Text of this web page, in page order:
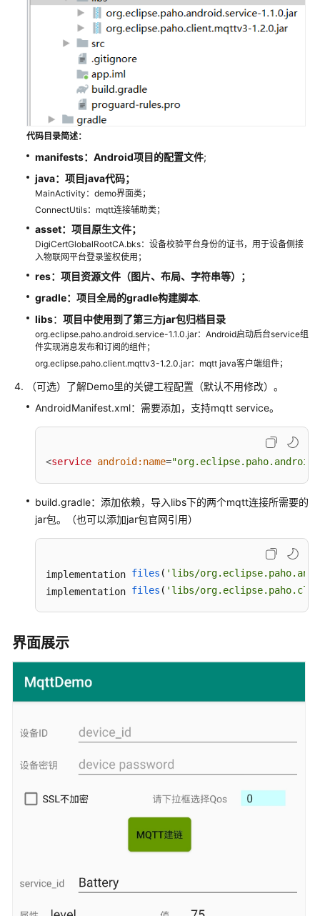
入
MQTT(S)
HTTP(S)
协
接
入
LwM2M/CoAP
协
议
接
入
泛
协
议
件
开
通
过
IoTEdge
入
通
华
为
认
证
用
代码目录简述：
manifests：Android项目的配置文件;
java： 项目java代码；
MainActivity：demo界面类；
ConnectUtils：mqtt连接辅助类；
asset： 项目原生文件；
DigiCertGlobalRootCA.bks：设备校验平台身份的证书，用于设备侧接
入物联网平台登录鉴权使用；
res：项目资源文件 （图片、布局、字符串等）；
gradle：项目全局的gradle构建脚本.
libs： 项目中使用到了第三方jar包归档目录
org.eclipse.paho.android.service-1.1.0.jar：Android启动后台service组
件实现消息发布和订阅的组件；
org.eclipse.paho.client.mqttv3-1.2.0.jar：mqtt java客户端组件；
（可选）了解Demo里的关键工程配置（默认不用修改）。
AndroidManifest.xml：需要添加，支持mqtt service。
<service android:name=
build.gradle：添加依赖，导入libs下的两个mqtt连接所需要的
jar包。（也可以添加jar包官网引用）
implementation files ( 'libs/
implementation files ( 'libs/
界面展示